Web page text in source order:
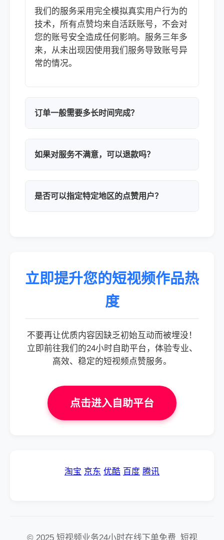
我们的服务采用完全模拟真实用户行为的
技术，所有点赞均来自活跃账号，不会对
您的账号安全造成任何影响。服务三年多
来，从未出现因使用我们服务导致账号异
常的情况。
订单一般需要多长时间完成？
如果对服务不满意，可以退款吗？
是否可以指定特定地区的点赞用户？
立即提升您的短视频作品热
度
不要再让优质内容因缺乏初始互动而被埋没！
立即前往我们的24小时自助平台，体验专业、
高效、稳定的短视频点赞服务。
点击进入自助平台
淘宝 京东 优酷 百度 腾讯
© 2025 短视频业务24小时在线下单免费_短视